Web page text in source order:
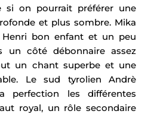
si on pourrait préférer une
et plus sombre. Mika
bon enfant et un peu
un côté débonnaire assez
un chant superbe et une
Le sud tyrolien Andrè
perfection les différentes
royal, un rôle secondaire